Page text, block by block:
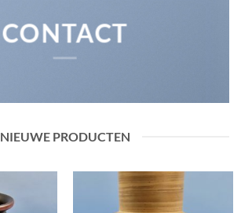
CONTACT
NIEUWE PRODUCTEN